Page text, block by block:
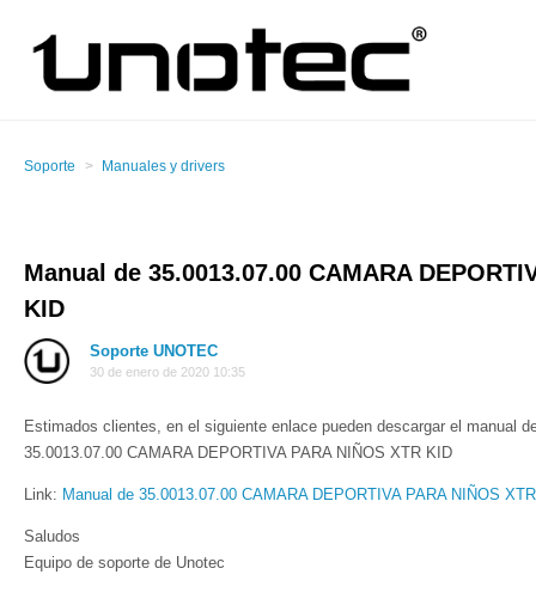
Soporte Manuales y drivers
Manual de 35.0013.07.00 CAMARA
KID
Soporte UNOTEC
30 de enero de 2020 10:35
Estimados clientes, en el siguiente enlace pueden descargar el manual
35.0013.07.00 CAMARA DEPORTIVA PARA NIÑOS XTR KID
Link: Manual de 35.0013.07.00 CAMARA DEPORTIVA PARA NIÑOS
Saludos
Equipo de soporte de Unotec